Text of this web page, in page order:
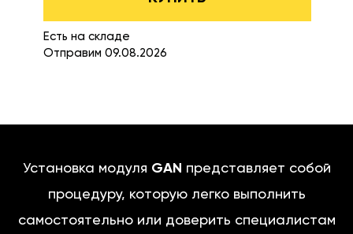
Есть на складе
Отправим 09.08.2026
Установка модуля GAN представляет собой
процедуру, которую легко выполнить
самостоятельно или доверить специалистам